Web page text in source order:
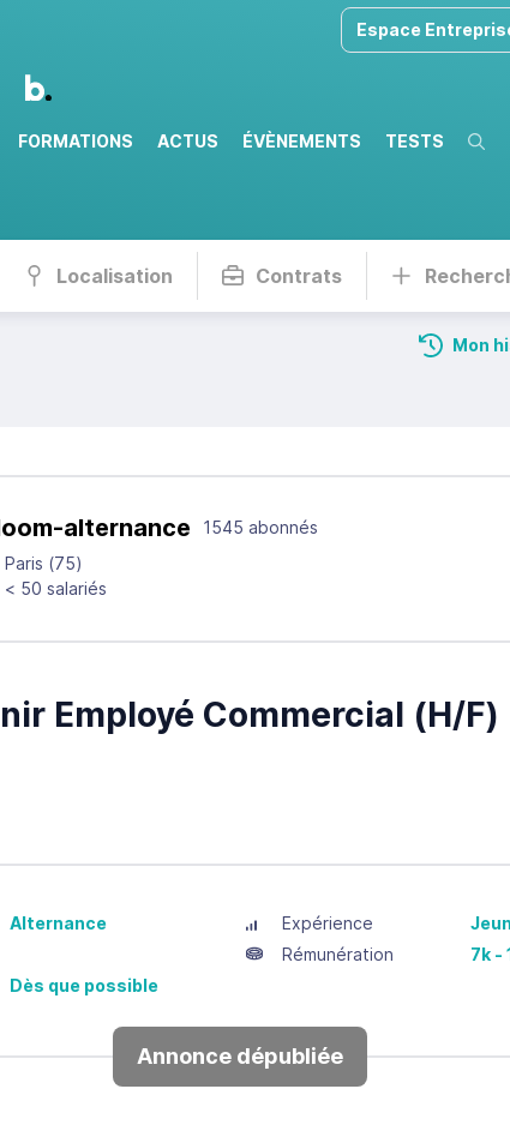
FORMATIONS ACTUS ÉVÈNEMENTS TESTS
Espace
Localisation Contrats
Mon
alternance
1545 abonnés
Paris (75)
< 50 salariés
Employé Commercial (H/F)
Alternance Expérience
Rémunération
7k -
Dès que possible
Annonce dépubliée